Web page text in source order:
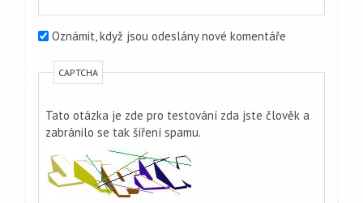
Oznámit, když jsou odeslány nové komentáře
CAPTCHA
Tato otázka je zde pro testování zda jste člověk a
zabránilo se tak šíření spamu.